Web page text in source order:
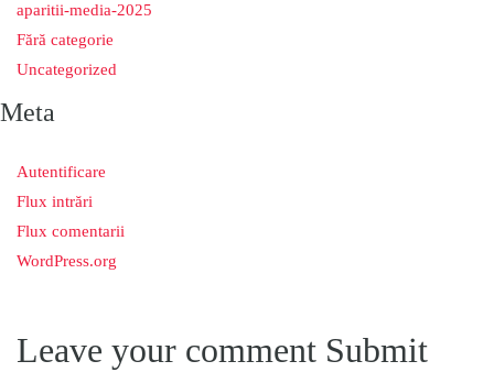
aparitii-media-2025
Fără categorie
Uncategorized
Meta
Autentificare
Flux intrări
Flux comentarii
WordPress.org
Leave your comment Submit